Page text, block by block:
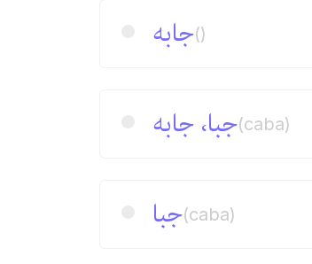
جابه()
جبا، جابه(caba)
جبا(caba)